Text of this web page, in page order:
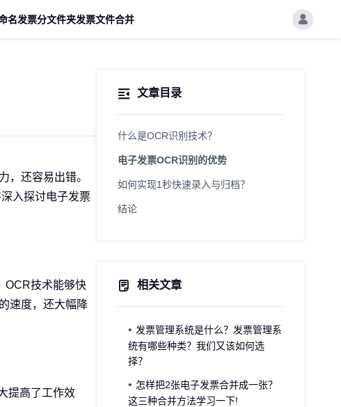
名发票分文件夹发票文件合并
，还容易出错。
入探讨电子发票
OCR技术能够快
速度，还大幅降
提高了工作效
文章目录
什么是OCR识别技术？
电子发票OCR识别的优势
如何实现1秒快速录入与归档？
结论
相关文章
发票管理系统是什么？发票管理系
统有哪些种类？我们又该如何选
择？
怎样把2张电子发票合并成一张？
这三种合并方法学习一下!